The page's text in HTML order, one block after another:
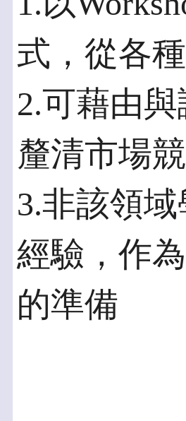
式，從各
2.可藉由
釐清市場
3.非該領
經驗，作
的準備